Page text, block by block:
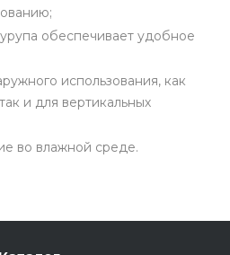
обеспечивает удобное
использования, как
и для вертикальных
во влажной среде.